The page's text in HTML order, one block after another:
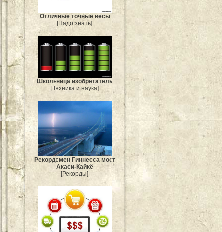
Отличные точные весы
[Надо знать]
Школьница изобретатель
[Техника и наука]
Рекордсмен Гиннесса мост
Акаси-Кайкё
[Рекорды]